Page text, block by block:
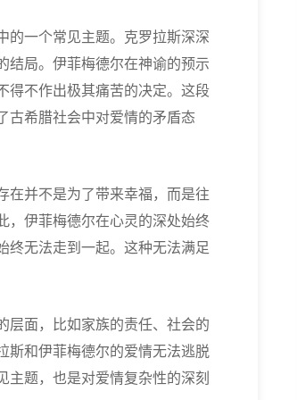
的一个常见主题。克罗拉斯深深
结局。伊菲梅德尔在神谕的预示
得不作出极其痛苦的决定。这段
古希腊社会中对爱情的矛盾态
在并不是为了带来幸福，而是往
，伊菲梅德尔在心灵的深处始终
终无法走到一起。这种无法满足
层面，比如家族的责任、社会的
斯和伊菲梅德尔的爱情无法逃脱
主题，也是对爱情复杂性的深刻